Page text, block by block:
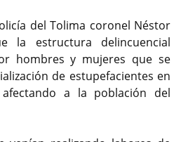
del Tolima coronel Néstor
la estructura delincuencial
hombres y mujeres que se
de estupefacientes en
afectando a la población del